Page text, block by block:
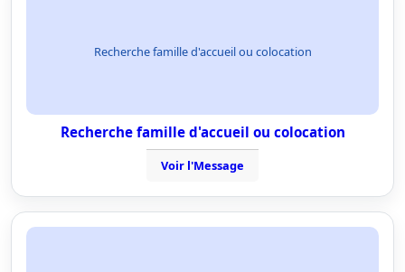
Recherche famille d'accueil ou colocation
Recherche famille d'accueil ou colocation
Voir l'Message